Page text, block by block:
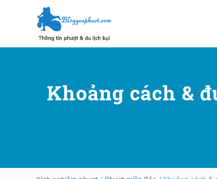
header
content
sidebarHướng
an
Khoảng cách &